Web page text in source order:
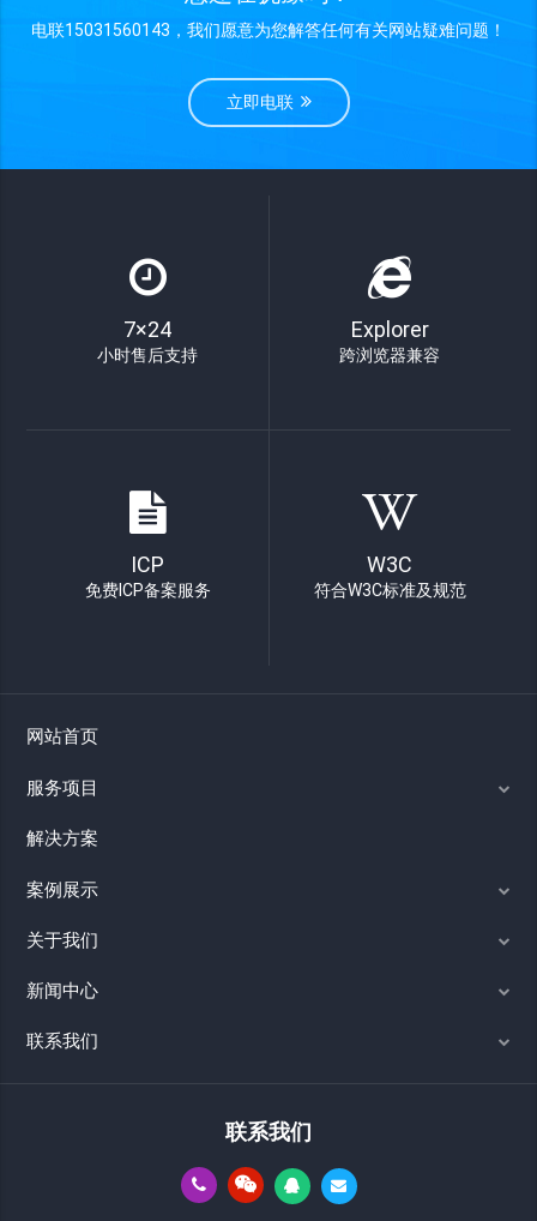
电联15031560143，我们愿意为您解答任何有关网站疑难问题！
立即电联
7×24
小时售后支持
Explorer
跨浏览器兼容
ICP
免费ICP备案服务
W3C
符合W3C标准及规范
网站首页
服务项目
解决方案
案例展示
关于我们
新闻中心
联系我们
联系我们